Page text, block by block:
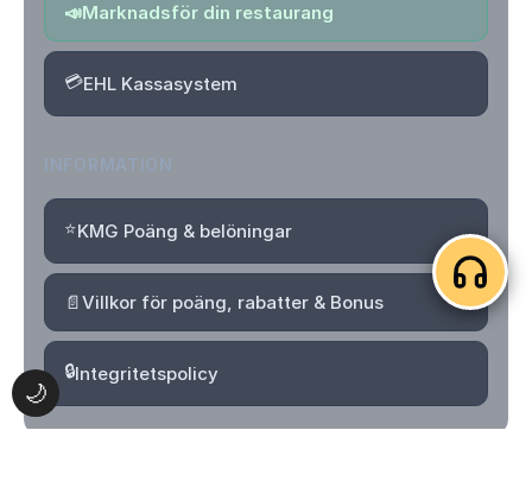
🌙
📣Marknadsför din restaurang
💳EHL Kassasystem
⭐KMG Poäng & belöningar
📄Villkor för poäng, rabatter & Bonus
🔒Integritetspolicy